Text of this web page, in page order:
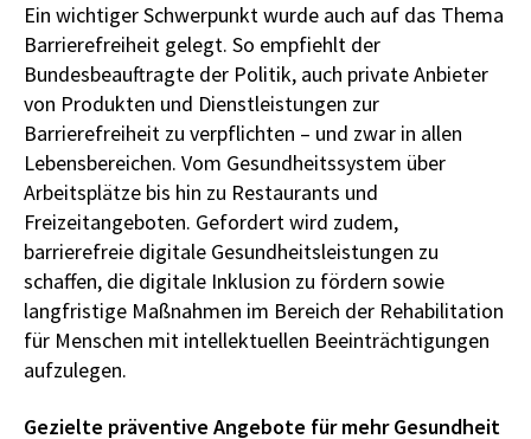
Ein wichtiger Schwerpunkt wurde auch auf das Thema
Barrierefreiheit gelegt. So empfiehlt der
Bundesbeauftragte der Politik, auch private Anbieter
von Produkten und Dienstleistungen zur
Barrierefreiheit zu verpflichten – und zwar in allen
Lebensbereichen. Vom Gesundheitssystem über
Arbeitsplätze bis hin zu Restaurants und
Freizeitangeboten. Gefordert wird zudem,
barrierefreie digitale Gesundheitsleistungen zu
schaffen, die digitale Inklusion zu fördern sowie
langfristige Maßnahmen im Bereich der Rehabilitation
für Menschen mit intellektuellen Beeinträchtigungen
aufzulegen.
Gezielte präventive Angebote für mehr Gesundheit